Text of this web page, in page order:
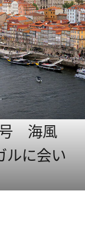
号 海風
ルに会い